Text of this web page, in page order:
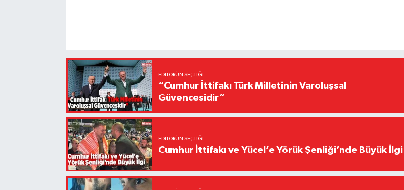
EDITÖRÜN SEÇTIĞI
“Cumhur İttifakı Türk Milletinin Varoluşsal
Güvencesidir”
EDITÖRÜN SEÇTIĞI
Cumhur İttifakı ve Yücel’e Yörük Şenliği’nde Büyük İlgi